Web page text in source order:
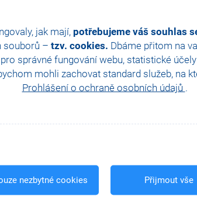
jak mají, potřebujeme váš souhlas
souborů – tzv. cookies. Dbáme přitom na
správné fungování webu, statistické
mohli zachovat standard služeb, na
Prohlášení o ochraně osobních údajů .
nezbytné cookies Přijmout vše